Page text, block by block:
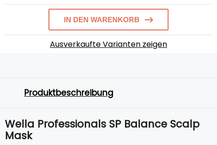
IN DEN WARENKORB
Ausverkaufte Varianten zeigen
Produktbeschreibung
Wella Professionals SP Balance Scalp
Mask